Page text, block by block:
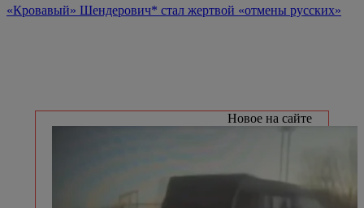
«Кровавый» Шендерович* стал жертвой «отмены русских»
Новое на сайте